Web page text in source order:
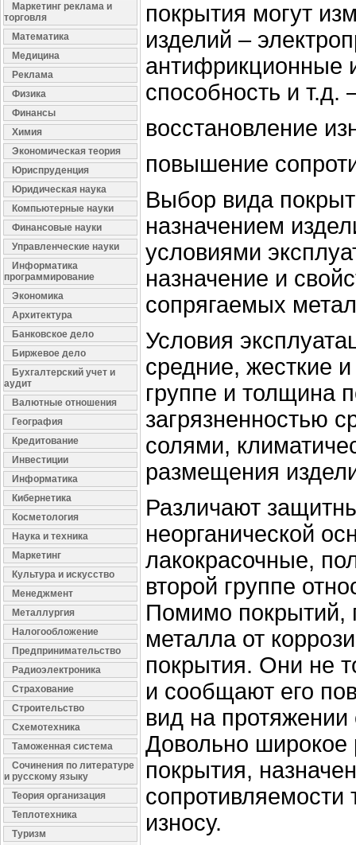
Маркетинг реклама и
торговля
Математика
Медицина
Реклама
Физика
Финансы
Химия
Экономическая теория
Юриспруденция
Юридическая наука
Компьютерные науки
Финансовые науки
Управленческие науки
Информатика
программирование
Экономика
Архитектура
Банковское дело
Биржевое дело
Бухгалтерский учет и
аудит
Валютные отношения
География
Кредитование
Инвестиции
Информатика
Кибернетика
Косметология
Наука и техника
Маркетинг
Культура и искусство
Менеджмент
Металлургия
Налогообложение
Предпринимательство
Радиоэлектроника
Страхование
Строительство
Схемотехника
Таможенная система
Сочинения по литературе
и русскому языку
Теория организация
Теплотехника
Туризм
покрытия могут
изделий –
антифрикционные
способность и
восстановление
повышение
Выбор вида
назначением
условиями
назначение и
сопрягаемых
Условия
средние, жесткие
группе и толщина
загрязненностью
солями,
размещения
Различают
неорганической
лакокрасочные,
второй группе
Помимо покрытий,
металла от
покрытия. Они не
и сообщают его
вид на протяжении
Довольно широкое
покрытия,
износу.